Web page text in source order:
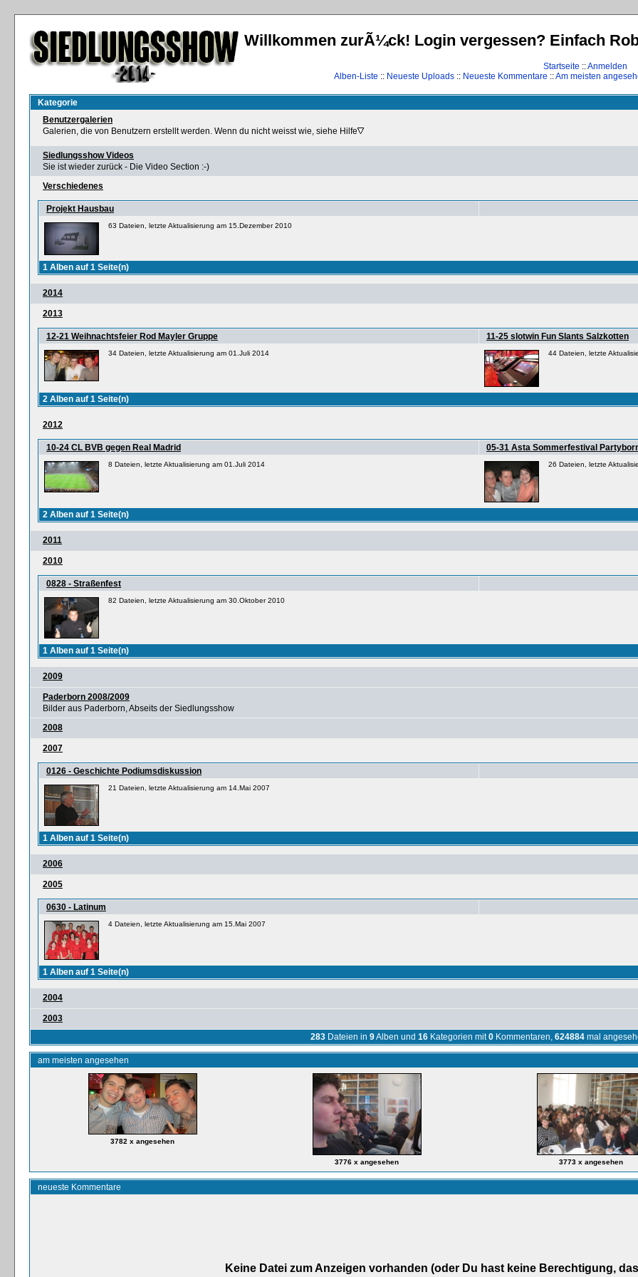
Willkommen zurÃ¼ck! Login vergessen? Einfach
Startseite ::Anmelden
Alben-Liste :: Neueste Uploads :: Neueste Kommentare ::Am meisten
Kategorie
Benutzergalerien
Galerien, die von Benutzern erstellt werden. Wenn du nicht weisst wie, siehe Hilfe
Siedlungsshow Videos
Sie ist wieder zurück - Die Video Section :-)
Verschiedenes
Projekt Hausbau
63 Dateien, letzte Aktualisierung am 15.Dezember 2010
1 Alben auf 1 Seite(n)
2014
2013
12-21 Weihnachtsfeier Rod Mayler Gruppe
34 Dateien, letzte Aktualisierung am 01.Juli 2014
11-25 slotwin Fun Slants Salzkotten
44 Dateien, letzte
2 Alben auf 1 Seite(n)
2012
10-24 CL BVB gegen Real Madrid
8 Dateien, letzte Aktualisierung am 01.Juli 2014
05-31 Asta Sommerfestival
26 Dateien, letzte
2 Alben auf 1 Seite(n)
2011
2010
0828 - Straßenfest
82 Dateien, letzte Aktualisierung am 30.Oktober 2010
1 Alben auf 1 Seite(n)
2009
Paderborn 2008/2009
Bilder aus Paderborn, Abseits der Siedlungsshow
2008
2007
0126 - Geschichte Podiumsdiskussion
21 Dateien, letzte Aktualisierung am 14.Mai 2007
1 Alben auf 1 Seite(n)
2006
2005
0630 - Latinum
4 Dateien, letzte Aktualisierung am 15.Mai 2007
1 Alben auf 1 Seite(n)
2004
2003
283Dateien in 9Alben und 16Kategorien mit0Kommentaren, 624884mal
am meisten angesehen
3782 x angesehen
3776 x angesehen 3773 x angesehen
neueste Kommentare
Keine Datei zum Anzeigen vorhanden (oder Du hast keine Berechtigung,